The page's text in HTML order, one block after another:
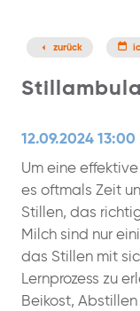
12.09.2024
Um eine
es oftmals Zeit
Stillen, das
Milch sind nur
das Stillen mit
Lernprozess zu
Beikost,
zurück